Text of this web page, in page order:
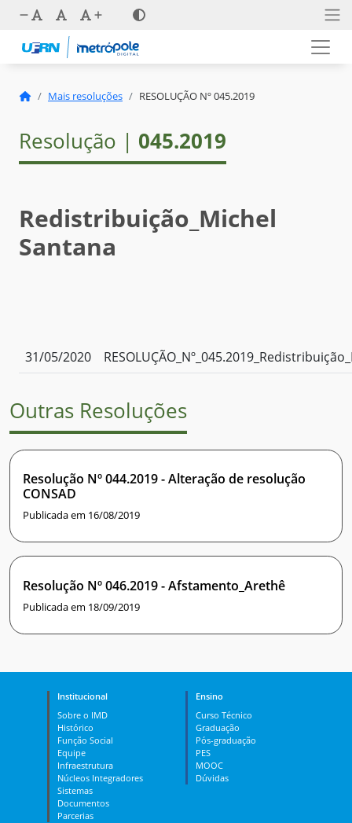
Mais resoluções RESOLUÇÃO Nº 045.2019
Resolução | 045.2019
Redistribuição_Michel
Santana
31/05/2020
Outras Resoluções
Resolução Nº 044.2019 - Alteração de resolução
CONSAD
Publicada em 16/08/2019
Resolução Nº 046.2019 - Afstamento_Arethê
Publicada em 18/09/2019
Institucional
Sobre o IMD
Histórico
Função Social
Equipe
Infraestrutura
Núcleos Integradores
Sistemas
Documentos
Parcerias
Ensino
Curso Técnico
Graduação
Pós-graduação
PES
MOOC
Dúvidas